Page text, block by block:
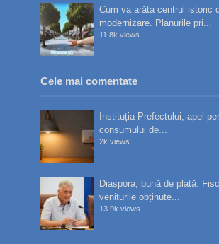
Cum va arăta centrul istoric
modernizare. Planurile pri...
11.8k views
Cele mai comentate
Instituția Prefectului, apel
consumului de...
2k views
Diaspora, bună de plată.
veniturile obținute...
13.9k views